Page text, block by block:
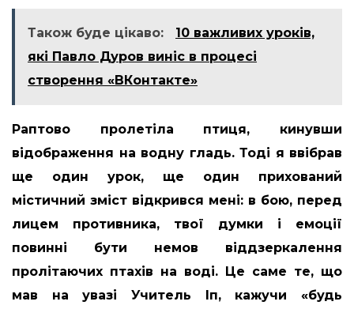
Також буде цікаво:
10 важливих уроків,
які Павло Дуров виніс в процесі
створення «ВКонтакте»
Раптово пролетіла птиця, кинувши
відображення на водну гладь. Тоді я ввібрав
ще один урок, ще один прихований
містичний зміст відкрився мені: в бою, перед
лицем противника, твої думки і емоції
повинні бути немов віддзеркалення
пролітаючих птахів на воді. Це саме те, що
мав на увазі Учитель Іп, кажучи «будь